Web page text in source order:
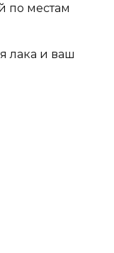
по местам
лака и ваш